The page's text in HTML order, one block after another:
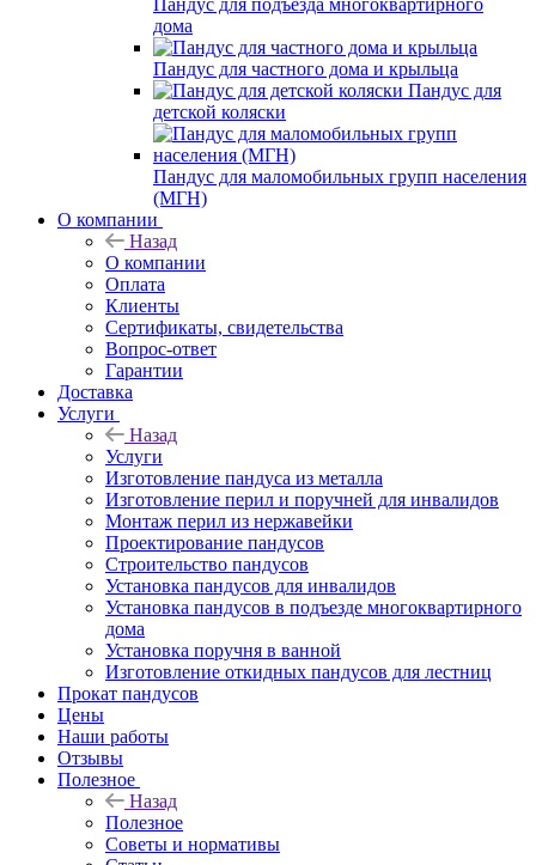
Пандус для подъезда многоквартирного
дома
Пандус для частного дома и крыльца
Пандус для
детской коляски
Пандус для маломобильных групп населения
(МГН)
О компании
Назад
О компании
Оплата
Клиенты
Сертификаты, свидетельства
Вопрос-ответ
Гарантии
Доставка
Услуги
Назад
Услуги
Изготовление пандуса из металла
Изготовление перил и поручней для инвалидов
Монтаж перил из нержавейки
Проектирование пандусов
Строительство пандусов
Установка пандусов для инвалидов
Установка пандусов в подъезде многоквартирного
дома
Установка поручня в ванной
Изготовление откидных пандусов для лестниц
Прокат пандусов
Цены
Наши работы
Отзывы
Полезное
Назад
Полезное
Советы и нормативы